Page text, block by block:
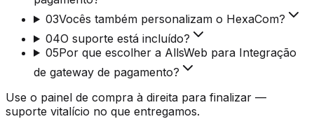
03Vocês também personalizam o HexaCom?
04O suporte está incluído?
05Por que escolher a AllsWeb para Integração
de gateway de pagamento?
Use o painel de compra à direita para finalizar —
suporte vitalício no que entregamos.